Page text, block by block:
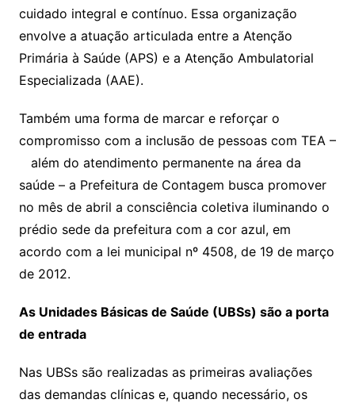
cuidado integral e contínuo. Essa organização
envolve a atuação articulada entre a Atenção
Primária à Saúde (APS) e a Atenção Ambulatorial
Especializada (AAE).
Também uma forma de marcar e reforçar o
compromisso com a inclusão de pessoas com TEA –
além do atendimento permanente na área da
saúde – a Prefeitura de Contagem busca promover
no mês de abril a consciência coletiva iluminando o
prédio sede da prefeitura com a cor azul, em
acordo com a lei municipal nº 4508, de 19 de março
de 2012.
As Unidades Básicas de Saúde (UBSs) são a porta
de entrada
Nas UBSs são realizadas as primeiras avaliações
das demandas clínicas e, quando necessário, os